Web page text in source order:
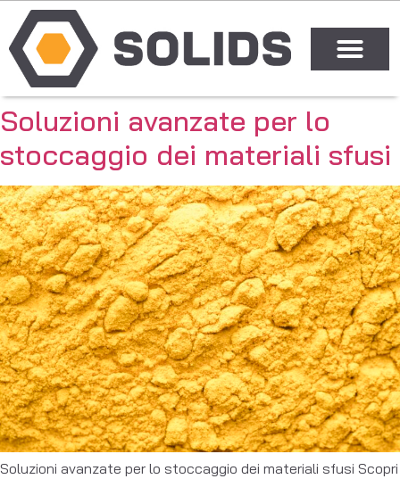
Soluzioni avanzate per lo
stoccaggio dei materiali sfusi
Soluzioni avanzate per lo stoccaggio dei materiali sfusi Scopri